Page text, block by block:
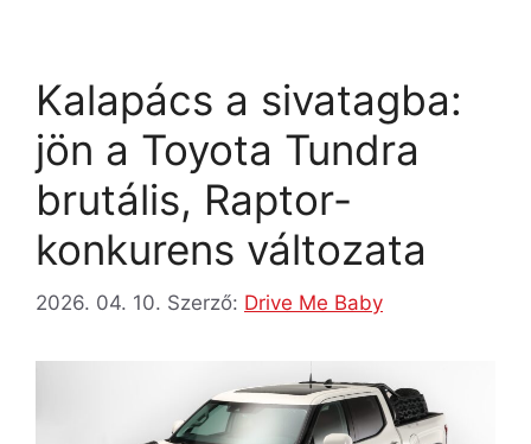
Kalapács a sivatagba:
jön a Toyota Tundra
brutális, Raptor-
konkurens változata
2026. 04. 10. Szerző: Drive Me Baby